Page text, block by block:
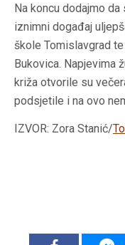
Na koncu dodajmo
iznimni događaj
škole Tomislavgrad
Bukovica. Napjevima
križa otvorile su
podsjetile i na ovo
IZVOR: Zora Stanić/